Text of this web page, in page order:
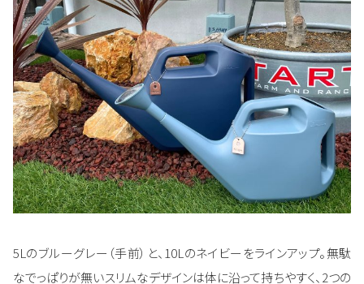
5Lのブルーグレー（手前）と、10Lのネイビーをラインアップ。無駄
なでっぱりが無いスリムなデザインは体に沿って持ちやすく、2つの